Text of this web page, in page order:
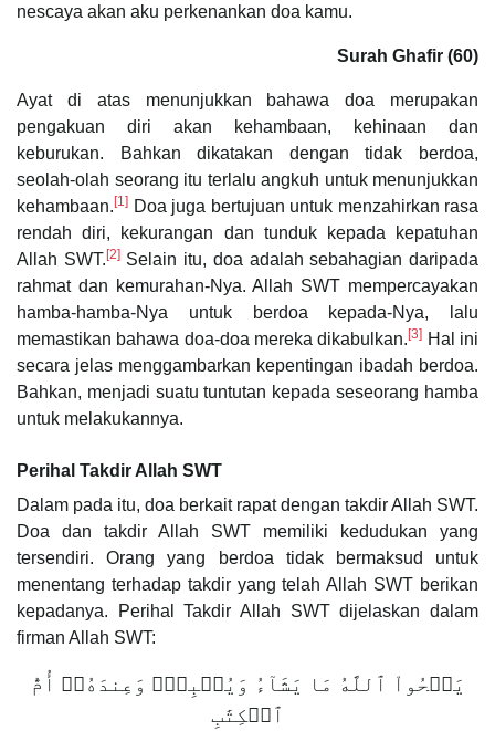
nescaya akan aku perkenankan doa kamu.
Surah Ghafir (60)
Ayat di atas menunjukkan bahawa doa merupakan
pengakuan diri akan kehambaan, kehinaan dan
keburukan. Bahkan dikatakan dengan tidak berdoa,
seolah-olah seorang itu terlalu angkuh untuk menunjukkan
kehambaan.[1] Doa juga bertujuan untuk menzahirkan rasa
rendah diri, kekurangan dan tunduk kepada kepatuhan
Allah SWT.[2]Selain itu, doa adalah sebahagian daripada
rahmat dan kemurahan-Nya. Allah SWT mempercayakan
hamba-hamba-Nya untuk berdoa kepada-Nya, lalu
memastikan bahawa doa-doa mereka dikabulkan.[3] Hal ini
secara jelas menggambarkan kepentingan ibadah berdoa.
Bahkan, menjadi suatu tuntutan kepada seseorang hamba
untuk melakukannya.
Perihal Takdir Allah SWT
Dalam pada itu, doa berkait rapat dengan takdir Allah SWT.
Doa dan takdir Allah SWT memiliki kedudukan yang
tersendiri. Orang yang berdoa tidak bermaksud untuk
menentang terhadap takdir yang telah Allah SWT berikan
kepadanya. Perihal Takdir Allah SWT dijelaskan dalam
firman Allah SWT:
يَمۡحُواْ ٱللَّهُ مَا يَشَآءُ وَيُثۡبِتُۖ وَعِندَهُۥٓ أُمُّ
ٱلۡكِتَٰبِ